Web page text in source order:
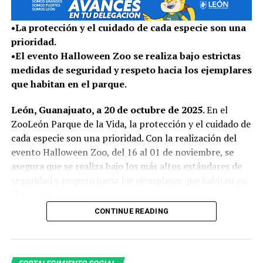
figuras especiales, con pilotos provenientes de países
como Francia, España, Alemania, Bélgica, Países Bajos,
Reino Unido, Suiza, Lituania, Luxemburgo, Italia y Japón,
entre otros.
El FIG representa uno de los principales motores
turísticos y económicos de León y en esta edición se
pesos, así como la generación de 300 empleos directos y
4 mil 500 indirectos, beneficiando al comercio local.
Con infraestructura de primer nivel, una gran oferta
hotelera y restaurantera León se proyecta como una
foráneos, entre visitantes estatales, nacionales e
internacionales, y se estima una ocupación hotelera
cercana al 90%.
•La protección y el cuidado de cada especie son una
prioridad.
•El evento Halloween Zoo se realiza bajo estrictas
medidas de seguridad y respeto hacia los ejemplares
que habitan en el parque.
León, Guanajuato, a 20 de octubre de 2025. En el
ZooLeón Parque de la Vida, la protección y el cuidado de
cada especie son una prioridad. Con la realización del
evento Halloween Zoo, del 16 al 01 de noviembre, se
asegura que se realiza bajo los más altos estándares de
PROTOCOLO TÉCNICO PARA EL BIENESTAR
El equipo de médicos veterinarios especialistas en fauna
CONTINUE READING